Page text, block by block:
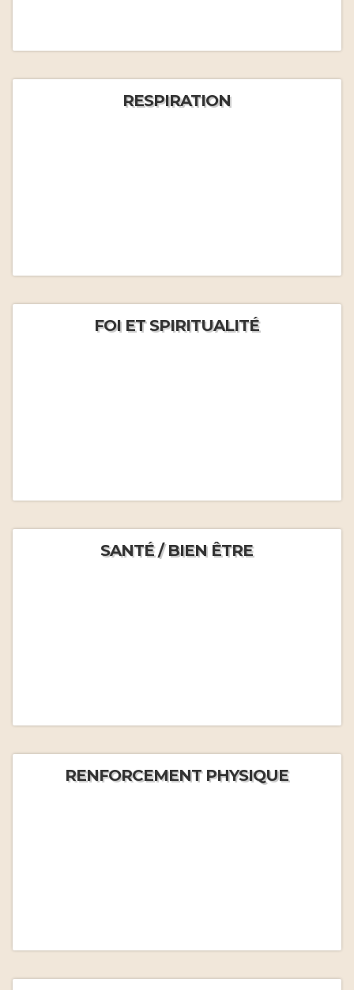
RESPIRATION
FOI ET SPIRITUALITÉ
SANTÉ / BIEN ÊTRE
RENFORCEMENT PHYSIQUE